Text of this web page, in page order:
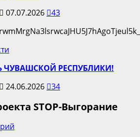
07.07.2026 43
ЧУВАШСКОЙ РЕСПУБЛИКИ!
24.06.2026 34
STOP-Выгорание